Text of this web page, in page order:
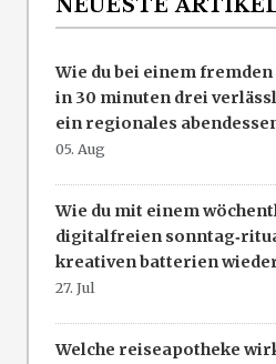
NEUESTE
Wie du bei einem
in 30 minuten drei
ein regionales
05. Aug
Wie du mit einem
digitalfreien
kreativen batterien
27. Jul
Welche reiseapotheke